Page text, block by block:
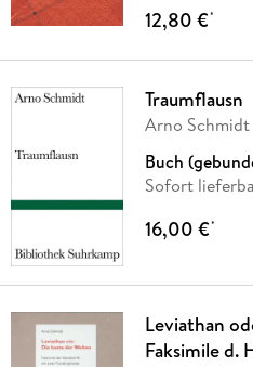
12,80 €*
Traumflausn
Arno Schmidt
Buch
Sofort
16,00 €*
Leviathan
Faksimile d.